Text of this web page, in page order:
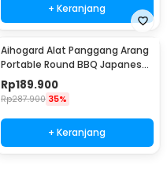
+ Keranjang
Aihogard Alat Panggang Arang
Portable Round BBQ Japanese
Grill Stove - H02
Rp189.900
Rp287.900 35%
+ Keranjang